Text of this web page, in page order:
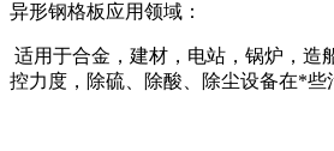
异形钢格板应用领域：
适用于合金，建材，电站，锅炉，造
控力度，除硫、除酸、除尘设备在*些